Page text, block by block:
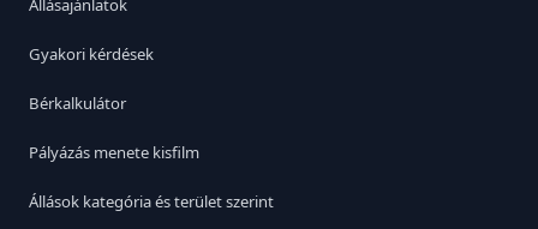
Állásajánlatok
Gyakori kérdések
Bérkalkulátor
Pályázás menete kisfilm
Állások kategória és terület szerint